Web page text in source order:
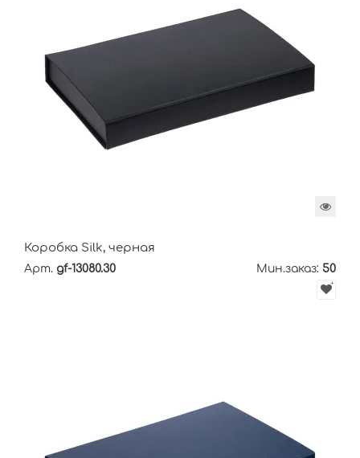
Коробка Silk, черная
Арт. gf-13080.30 Мин.заказ: 50